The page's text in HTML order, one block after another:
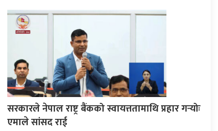
सरकारले नेपाल राष्ट्र बैंकको स्वायत्ततामाथि प्रहार गर्‍योः
एमाले सांसद राई